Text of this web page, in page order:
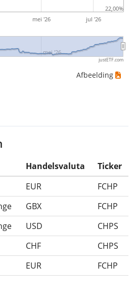
mei '26 jul '26
mei '26
22,00%
justETF.com
Afbeelding
Handelsvaluta
Ticker
EUR
FCHP
GBX
FCHP
USD
CHPS
CHF
CHPS
EUR FCHP